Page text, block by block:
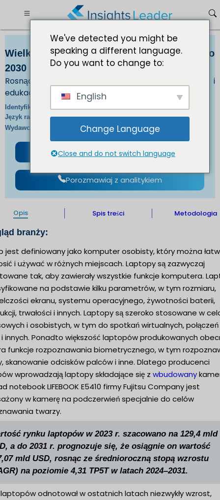
Wielkość rynku laptopów 177,07 mld USD do
2030 r.
Rosnący popyt na laptopy do celów biznesowych i
edukacyjnych napędza wzrost rynku
Identyfikator raportu:IL_403 |
Język raportu: En/Jp/Fr/De |
Wydawca:
Pobierz darmową próbkę
Porozmawiaj z analitykiem
Opis Spis treści Metodologia
branży:
jest definiowany jako komputer osobisty, który można
i używać w różnych miejscach. Laptopy są zazwyczaj
tak, aby zawierały wszystkie funkcje komputera.
na podstawie kilku parametrów, w tym rozmiaru,
ekranu, systemu operacyjnego, żywotności baterii,
trwałości i innych. Laptopy są szeroko stosowane w
i osobistych, w tym do spotkań wirtualnych, połączeń
innych. Ponadto większość laptopów produkowanych
funkcje rozpoznawania biometrycznego, w tym
skanowanie odcisków palców i inne. Dlatego producenci
wprowadzają laptopy składające się z wbudowany
notebook LIFEBOOK E5410 firmy Fujitsu Company jest
w kamerę na podczerwień specjalnie do celów
twarzy.
rynku laptopów w 2023 r. szacowano na 129,4 mld
a do 2031 r. prognozuje się, że osiągnie on wartość
mld USD, rosnąc ze średnioroczną stopą wzrostu
na poziomie 4,31 TP5T w latach 2024–2031.
laptopów odnotował w ostatnich latach niezwykły wzrost,
We've detected you might be
speaking a different language.
Do you want to change to:
English
Change Language
Close and do not switch language